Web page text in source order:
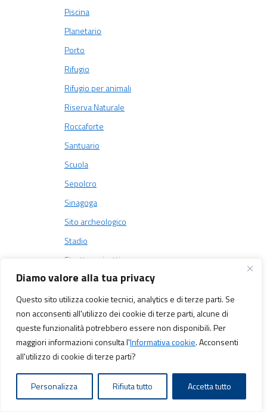
Diamo valore alla tua privacy
Questo sito utilizza cookie tecnici, analytics e di terze parti. Se
non acconsenti all'utilizzo dei cookie di terze parti, alcune di
queste funzionalità potrebbero essere non disponibili. Per
maggiori informazioni consulta l'Informativa cookie. Acconsenti
all'utilizzo di cookie di terze parti?
Personalizza Rifiuta tutto Accetta tutto
Piscina
Planetario
Porto
Rifugio
Rifugio per animali
Riserva Naturale
Roccaforte
Santuario
Scuola
Sepolcro
Sinagoga
Sito archeologico
Stadio
Struttura ricettiva
Affittacamere di Maria Grazia Gandolfi
Home Restaurant “A Ca’ di Tacui”
Agriturismo “Cioi Longhi”
Teatro
Tempio
Terme
Torre